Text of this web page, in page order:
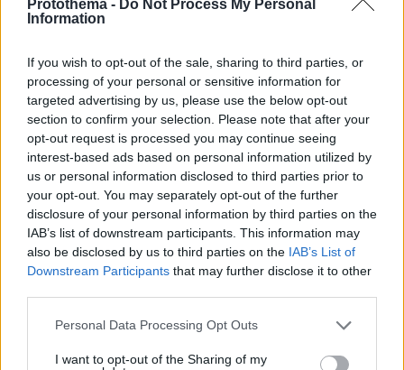
Protothema - Do Not Process My Personal
Information
If you wish to opt-out of the sale, sharing to third parties, or
processing of your personal or sensitive information for
targeted advertising by us, please use the below opt-out
section to confirm your selection. Please note that after your
opt-out request is processed you may continue seeing
interest-based ads based on personal information utilized by
us or personal information disclosed to third parties prior to
your opt-out. You may separately opt-out of the further
disclosure of your personal information by third parties on the
IAB’s list of downstream participants. This information may
also be disclosed by us to third parties on the IAB’s List of
Downstream Participants that may further disclose it to other
Please note that this website/app uses one or more Google
not limited to your visit or usage behaviour. You may click to
Personal Data Processing Opt Outs
I want to opt-out of the Sharing of my
Παράδεισος
Πλατανίτσι
Πόρτο Καρράς 1/Κόχη
Πόρτο Καρράς 2/Σιθωνία Μελίτων
Σαλονικιού
Σάρτι 1
Στυλαδαριό/Poseidon Hotel Sea Resort
Συκιά
Τορώνη